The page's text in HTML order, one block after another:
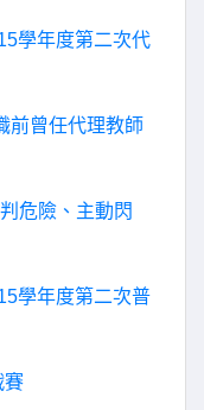
學年度第二次代
前曾任代理教師
危險、主動閃
學年度第二次普
賽